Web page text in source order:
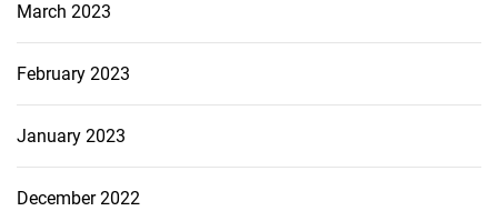
March 2023
February 2023
January 2023
December 2022